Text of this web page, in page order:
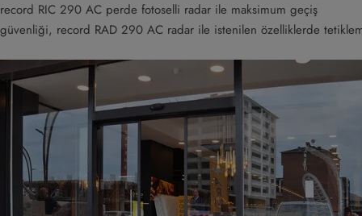
record RIC 290 AC perde fotoselli radar ile maksimum geçiş
güvenliği, record RAD 290 AC radar ile istenilen özelliklerde